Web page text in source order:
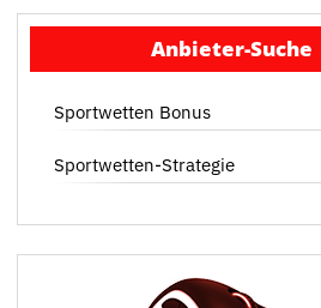
Anbieter-Suche
Sportwetten Bonus
Sportwetten-Strategie